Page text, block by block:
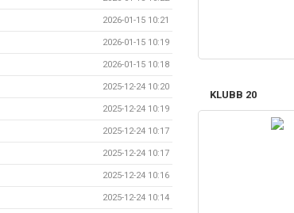
2026-01-15 10:21
2026-01-15 10:19
2026-01-15 10:18
2025-12-24 10:20
2025-12-24 10:19
2025-12-24 10:17
2025-12-24 10:17
2025-12-24 10:16
2025-12-24 10:14
KLUBB 20